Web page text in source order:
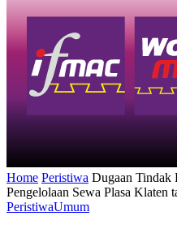
Home Peristiwa Dugaan Tindak
Pengelolaan Sewa Plasa Klaten
PeristiwaUmum